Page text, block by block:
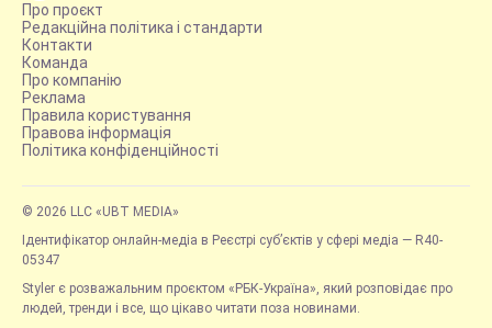
Про проєкт
Редакційна політика і стандарти
Контакти
Команда
Про компанію
Реклама
Правила користування
Правова інформація
Політика конфіденційності
© 2026 LLC «UBT MEDIA»
Ідентифікатор онлайн-медіа в Реєстрі суб’єктів у сфері медіа — R40-
05347
Styler є розважальним проєктом «РБК-Україна», який розповідає про
людей, тренди і все, що цікаво читати поза новинами.